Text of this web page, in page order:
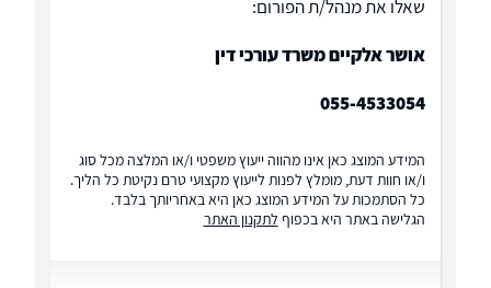
שאלו את מנהל/ת הפורום:
אושר אלקיים משרד עורכי דין
055-4533054
המידע המוצג כאן אינו מהווה ייעוץ משפטי ו/או המלצה מכל סוג
ו/או חוות דעת, מומלץ לפנות לייעוץ מקצועי טרם נקיטת כל הליך.
כל הסתמכות על המידע המוצג כאן היא באחריותך בלבד.
הגלישה באתר היא בכפוף לתקנון האתר